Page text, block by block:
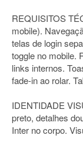
REQUISITOS
mobile).
telas de login
toggle no mobile.
links internos.
fade-in ao rolar.
IDENTIDADE
preto, detalhes
Inter no corpo.